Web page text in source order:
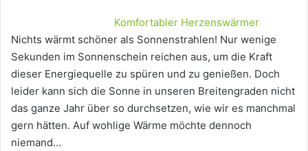
Komfortabler Herzenswärmer
Nichts wärmt schöner als Sonnenstrahlen! Nur wenige
Sekunden im Sonnenschein reichen aus, um die Kraft
dieser Energiequelle zu spüren und zu genießen. Doch
leider kann sich die Sonne in unseren Breitengraden nicht
das ganze Jahr über so durchsetzen, wie wir es manchmal
gern hätten. Auf wohlige Wärme möchte dennoch
niemand…